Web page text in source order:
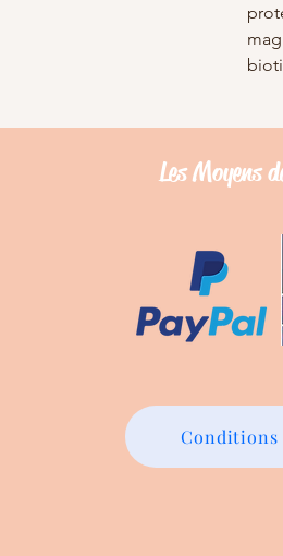
Les Moyens
Conditions